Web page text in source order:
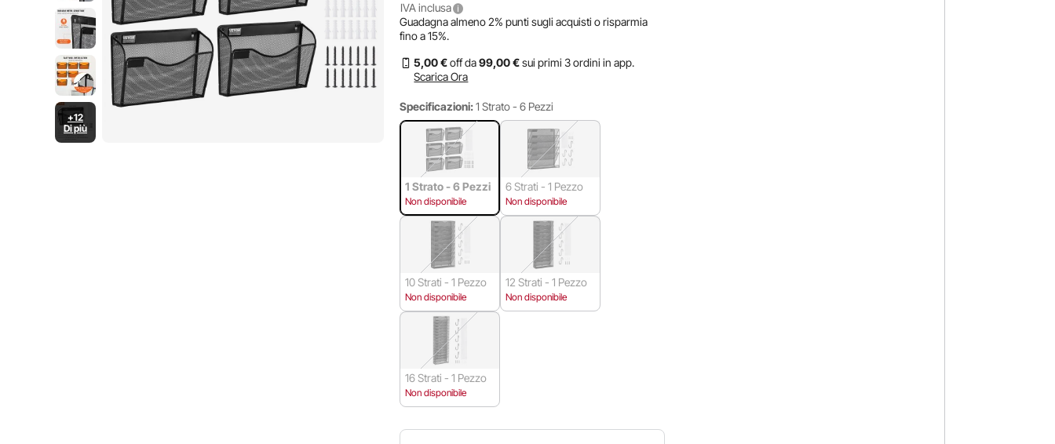
+12
Di più
IVA inclusa
Guadagna almeno2% punti sugli acquisti o risparmia
fino a15%.
5,00 €off da99,00 €sui primi 3 ordini in app.
Scarica Ora
Specificazioni: 1 Strato - 6 Pezzi
1 Strato - 6 Pezzi
Non disponibile
6 Strati - 1 Pezzo
Non disponibile
10 Strati - 1 Pezzo
Non disponibile
12 Strati - 1 Pezzo
Non disponibile
16 Strati - 1 Pezzo
Non disponibile